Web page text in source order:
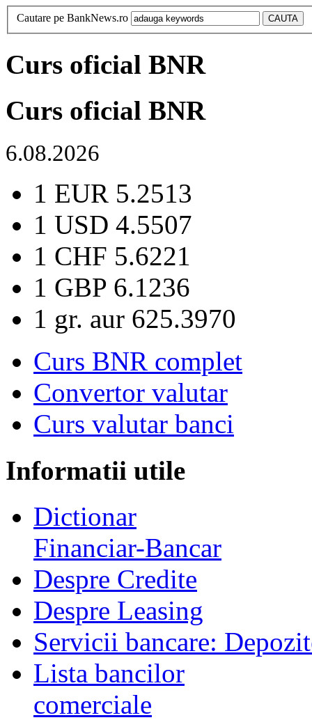
Cautare pe BankNews.ro
Curs oficial BNR
Curs oficial BNR
6.08.2026
1 EUR 5.2513
1 USD 4.5507
1 CHF 5.6221
1 GBP 6.1236
1 gr. aur 625.3970
Curs BNR complet
Convertor valutar
Curs valutar banci
Informatii utile
Dictionar
Financiar-Bancar
Despre Credite
Despre Leasing
Servicii bancare:
Lista bancilor
comerciale